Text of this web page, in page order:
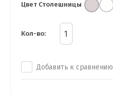
Цвет Столешницы
Кол-во:
Добавить к сравнению